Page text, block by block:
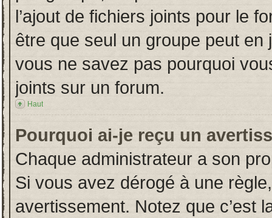
l’ajout de fichiers joints pour le
être que seul un groupe peut en
vous ne savez pas pourquoi
joints sur un forum.
Haut
Pourquoi ai-je reçu un
Chaque administrateur a son
Si vous avez dérogé à une
avertissement. Notez que c’est